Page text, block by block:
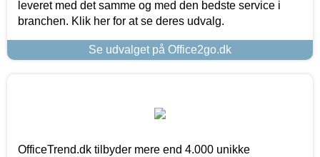
leveret med det samme og med den bedste service i
branchen. Klik her for at se deres udvalg.
Se udvalget på Office2go.dk
OfficeTrend.dk tilbyder mere end 4.000 unikke